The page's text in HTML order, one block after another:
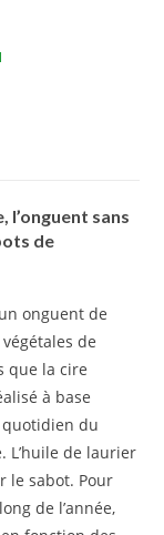
l’onguent sans
de
onguent de
de
que la cire
à base
du
L’huile de laurier
le sabot. Pour
de l’année,